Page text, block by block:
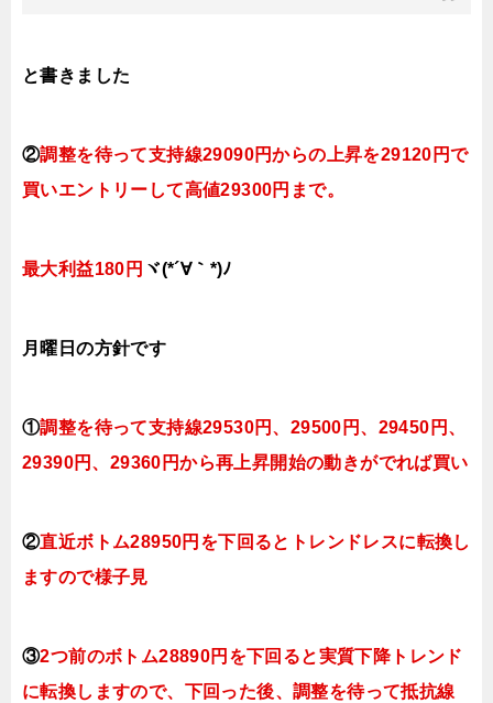
と書きました
②調整を待って支持線29090円からの 上昇を29120円で
買いエントリーして高値29300円まで。
最大利益180円 ヾ(*´∀｀*)ﾉ
月曜日の方針です
①調整を待って支持線29530円、29500円、29450円、
29390円、29360円から再上昇開始の動きがでれば買い
②直近ボトム28950円を下回るとトレンドレスに転換し
ますので様子見
③2つ前のボトム28890円を下回ると実質下降トレンド
に転換しますので、下回った後、調整を待って抵抗線